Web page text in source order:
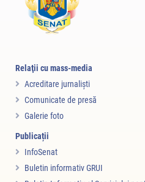
Relaţii cu mass-media
Acreditare jurnalişti
Comunicate de presă
Galerie foto
Publicații
InfoSenat
Buletin informativ GRUI